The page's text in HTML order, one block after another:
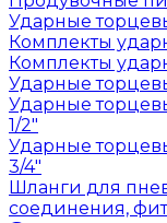
Ударные
Комплекты
Комплекты
Ударные
Ударные
1/2"
Ударные
3/4"
Шланги для
соединения,